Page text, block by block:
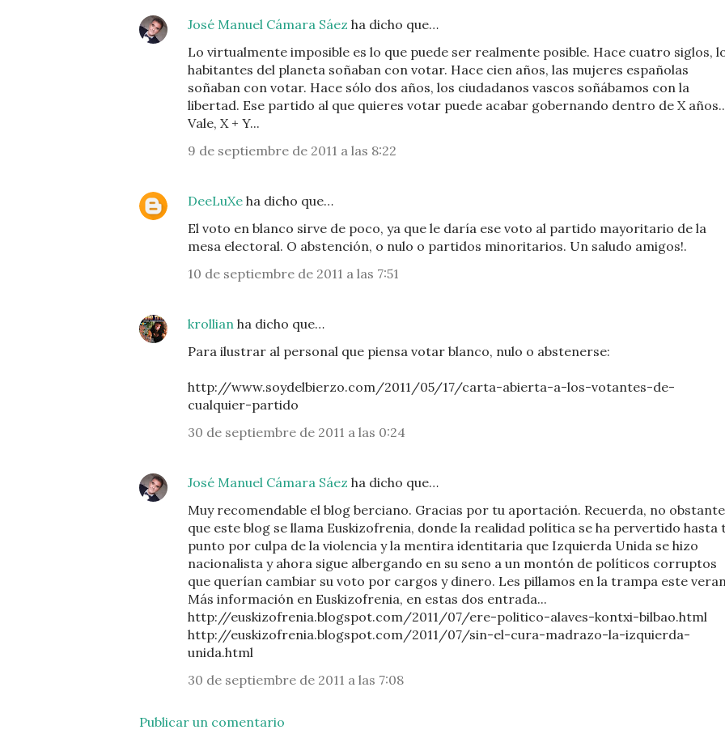
José Manuel Cámara Sáez ha dicho que…
Lo virtualmente imposible es lo que puede ser realmente posible. Hace cuatro siglos,
habitantes del planeta soñaban con votar. Hace cien años, las mujeres españolas
soñaban con votar. Hace sólo dos años, los ciudadanos vascos soñábamos con la
libertad. Ese partido al que quieres votar puede acabar gobernando dentro de X
Vale, X + Y...
9 de septiembre de 2011 a las 8:22
DeeLuXe ha dicho que…
El voto en blanco sirve de poco, ya que le daría ese voto al partido mayoritario de la
mesa electoral. O abstención, o nulo o partidos minoritarios. Un saludo amigos!.
10 de septiembre de 2011 a las 7:51
krollian ha dicho que…
Para ilustrar al personal que piensa votar blanco, nulo o abstenerse:
http://www.soydelbierzo.com/2011/05/17/carta-abierta-a-los-votantes-de-
cualquier-partido
30 de septiembre de 2011 a las 0:24
José Manuel Cámara Sáez ha dicho que…
Muy recomendable el blog berciano. Gracias por tu aportación. Recuerda, no
que este blog se llama Euskizofrenia, donde la realidad política se ha pervertido hasta
punto por culpa de la violencia y la mentira identitaria que Izquierda Unida se hizo
nacionalista y ahora sigue albergando en su seno a un montón de políticos corruptos
que querían cambiar su voto por cargos y dinero. Les pillamos en la trampa este
Más información en Euskizofrenia, en estas dos entrada...
http://euskizofrenia.blogspot.com/2011/07/ere-politico-alaves-kontxi-bilbao.html
http://euskizofrenia.blogspot.com/2011/07/sin-el-cura-madrazo-la-izquierda-
unida.html
30 de septiembre de 2011 a las 7:08
Publicar un comentario